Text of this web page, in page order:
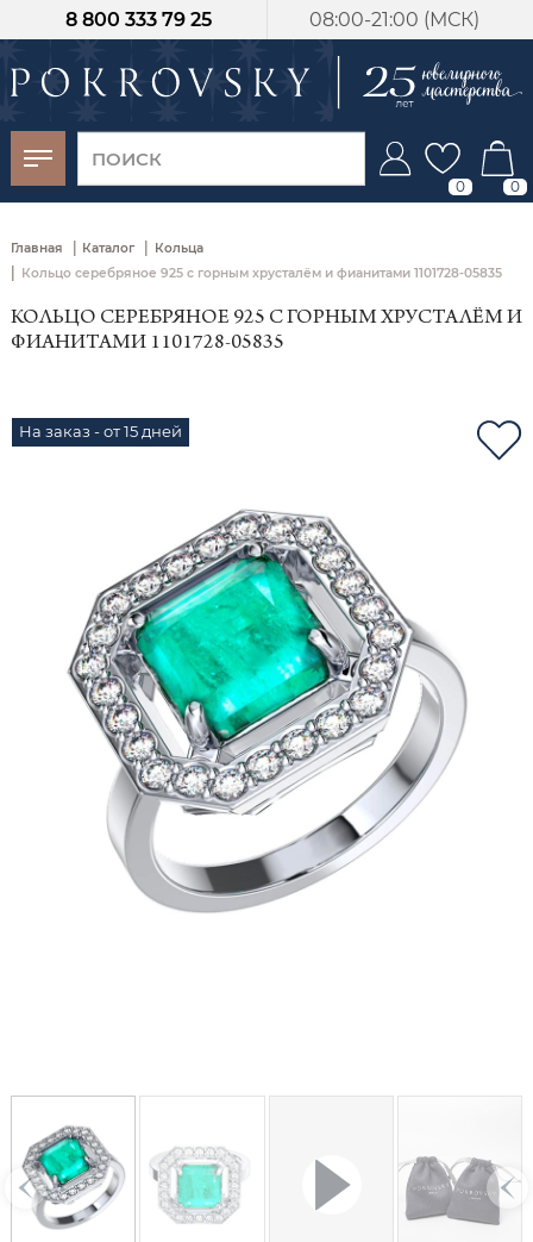
08:00-21:00 (МСК)
8 800 333 79 25
0 0
Главная | Каталог | Кольца
| Кольцо серебряное 925 с горным хрусталём и фианитами 1101728-05835
КОЛЬЦО СЕРЕБРЯНОЕ 925 С ГОРНЫМ ХРУСТАЛЁМ И
ФИАНИТАМИ 1101728-05835
На заказ - от 15 дней
-30%
от 15 дней с
момента оплаты